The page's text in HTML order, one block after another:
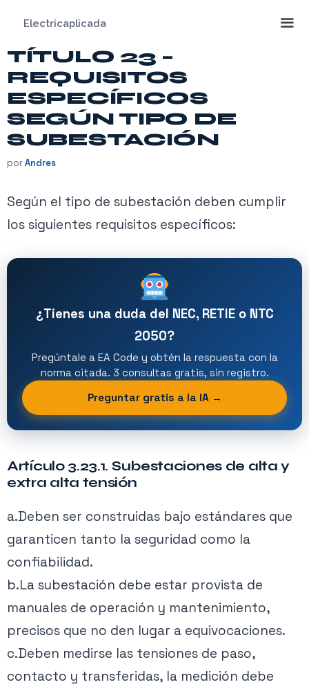
contenido
Electricaplicada
TÍTULO 23 –
REQUISITOS
ESPECÍFICOS
SEGÚN TIPO DE
SUBESTACIÓN
porAndres
Según el tipo de subestación deben cumplir
los siguientes requisitos específicos:
¿Tienes una duda del NEC, RETIE o NTC
2050?
Pregúntale a EA Code y obtén la respuesta con la
norma citada. 3 consultas gratis, sin registro.
Preguntar gratis a la IA →
Artículo 3.23.1. Subestaciones de alta y
extra alta tensión
a.Deben ser construidas bajo estándares que
garanticen tanto la seguridad como la
confiabilidad.
b.La subestación debe estar provista de
manuales de operación y mantenimiento,
precisos que no den lugar a equivocaciones.
c.Deben medirse las tensiones de paso,
contacto y transferidas, la medición debe